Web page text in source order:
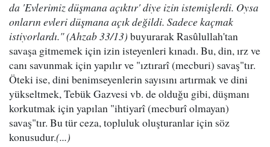
da 'Evlerimiz düşmana açıktır' diye izin istemişlerdi. Oysa
onların evleri düşmana açık değildi. Sadece kaçmak
istiyorlardı." (Ahzab 33/13) buyurarak Rasûlullah'tan
savaşa gitmemek için izin isteyenleri kınadı. Bu, din, ırz ve
canı savunmak için yapılır ve "ıztırarî (mecburi) savaş"tır.
Öteki ise, dini benimseyenlerin sayısını artırmak ve dini
yükseltmek, Tebük Gazvesi vb. de olduğu gibi, düşmanı
korkutmak için yapılan "ihtiyarî (mecburî olmayan)
savaş"tır. Bu tür ceza, topluluk oluşturanlar için söz
konusudur.(...)